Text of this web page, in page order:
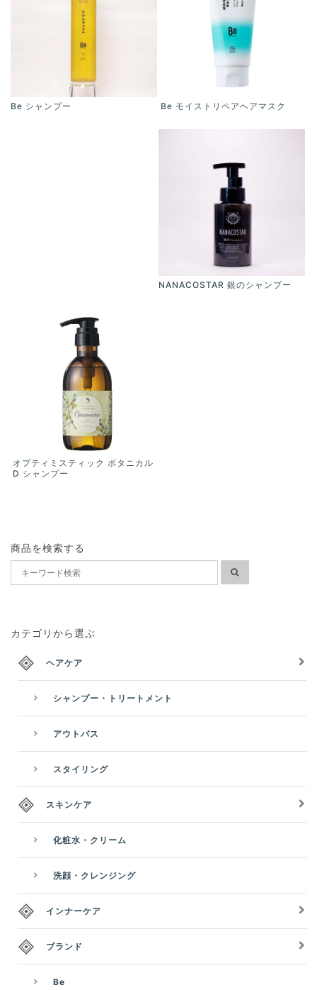
Be シャンプー Be モイストリペアヘアマスク
NANACOSTAR 銀のシャンプー
オプティミスティック ボタニカル
D シャンプー
商品を検索する
カテゴリから選ぶ
ヘアケア
シャンプー・トリートメント
アウトバス
スタイリング
スキンケア
化粧水・クリーム
洗顔・クレンジング
インナーケア
ブランド
Be